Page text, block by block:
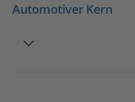
Automotiver Kern